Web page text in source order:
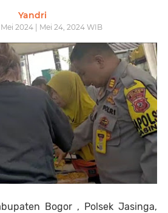
Yandri
2024 | Mei 24, 2024 WIB
Bogor , Polsek Jasinga,